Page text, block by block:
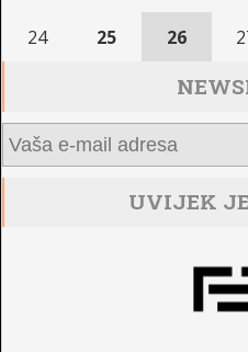
24 25 26
UVIJEK